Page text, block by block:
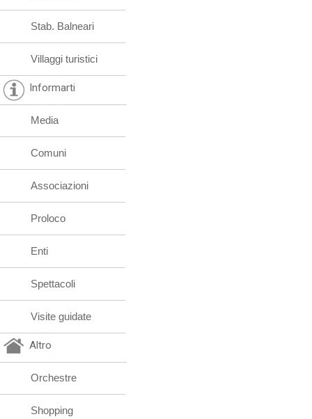
Stab. Balneari
Villaggi turistici
Informarti
Media
Comuni
Associazioni
Proloco
Enti
Spettacoli
Visite guidate
Altro
Orchestre
Shopping